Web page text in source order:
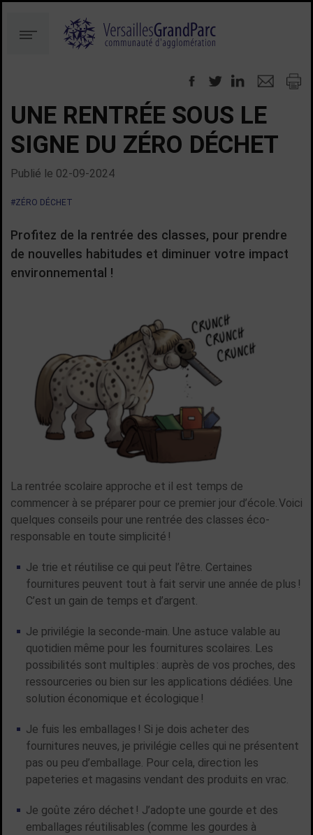
au
contenu
à
Menu
UNE RENTRÉE SOUS LE
SIGNE DU ZÉRO DÉCHET
Publié le 02-09-2024
#ZÉRO DÉCHET
Profitez de la rentrée des classes, pour prendre
de nouvelles habitudes et diminuer votre impact
environnemental !
La rentrée scolaire approche et il est temps de
commencer à se préparer pour ce premier jour d’école. Voici
quelques conseils pour une rentrée des classes éco-
responsable en toute simplicité !
Je trie et réutilise ce qui peut l’être. Certaines
fournitures peuvent tout à fait servir une année de plus !
C’est un gain de temps et d’argent.
Je privilégie la seconde-main. Une astuce valable au
quotidien même pour les fournitures scolaires. Les
possibilités sont multiples : auprès de vos proches, des
ressourceries ou bien sur les applications dédiées. Une
solution économique et écologique !
Je fuis les emballages ! Si je dois acheter des
fournitures neuves, je privilégie celles qui ne présentent
pas ou peu d’emballage. Pour cela, direction les
papeteries et magasins vendant des produits en vrac.
Je goûte zéro déchet ! J’adopte une gourde et des
emballages réutilisables (comme les gourdes à